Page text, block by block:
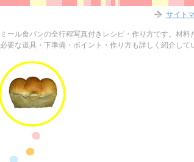
ール食パンの全行程写真付きレシピ・作り方です。材料
要な道具・下準備・ポイント・作り方も詳しく紹介して
サイト